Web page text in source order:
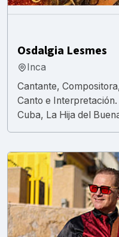
Osdalgia Lesmes
Inca
Cantante,
Canto e
Cuba, La Hija del